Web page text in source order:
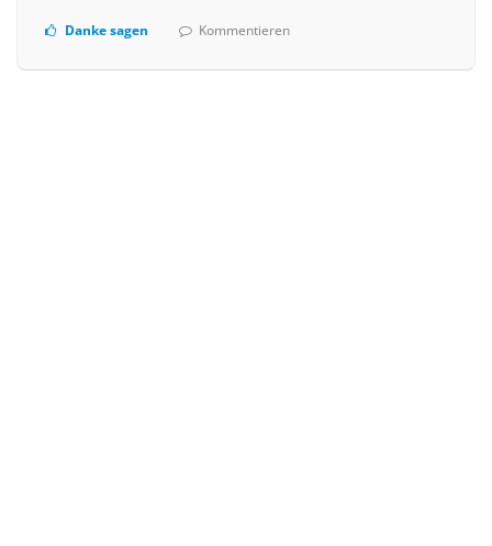
Danke sagen Kommentieren